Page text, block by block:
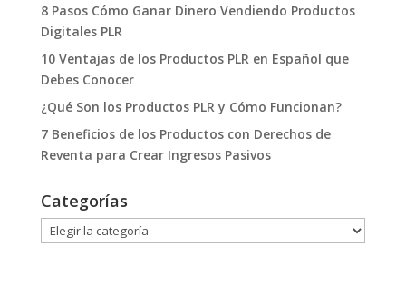
8 Pasos Cómo Ganar Dinero Vendiendo Productos
Digitales PLR
10 Ventajas de los Productos PLR en Español que
Debes Conocer
¿Qué Son los Productos PLR y Cómo Funcionan?
7 Beneficios de los Productos con Derechos de
Reventa para Crear Ingresos Pasivos
Categorías
Categorías